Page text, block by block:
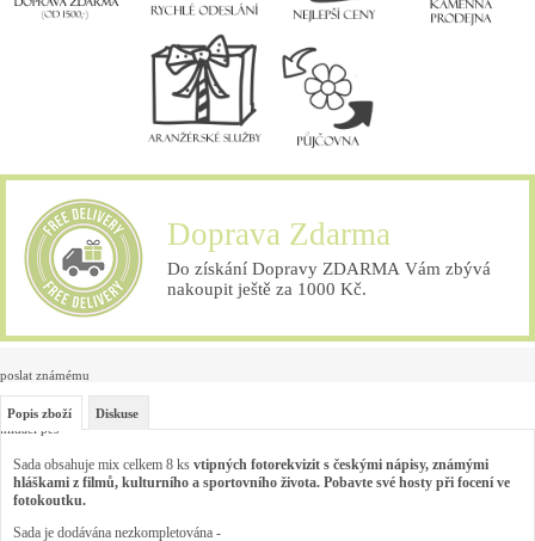
Doprava Zdarma
Do získání Dopravy ZDARMA Vám zbývá
nakoupit ještě za 1000 Kč.
poslat známému
hlídací pes
Popis zboží Diskuse
Sada obsahuje mix celkem 8 ks vtipných fotorekvizit s českými nápisy, známými
hláškami z filmů, kulturního a sportovního života. Pobavte své hosty při focení ve
fotokoutku.
Sada je dodávána nezkompletována -